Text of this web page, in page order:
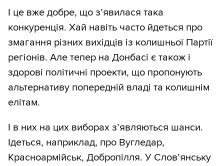
І це вже добре, що з’явилася така
конкуренція. Хай навіть часто йдеться про
змагання різних вихідців із колишньої Партії
регіонів. Але тепер на Донбасі є також і
здорові політичні проекти, що пропонують
альтернативу попередній владі та колишнім
елітам.
І в них на цих виборах з’являються шанси.
Ідеться, наприклад, про Вугледар,
Красноармійськ, Добропілля. У Слов’янську